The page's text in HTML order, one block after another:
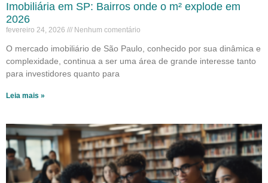
Imobiliária em SP: Bairros onde o m² explode em
2026
fevereiro 24, 2026 Nenhum comentário
O mercado imobiliário de São Paulo, conhecido por sua dinâmica e
complexidade, continua a ser uma área de grande interesse tanto
para investidores quanto para
Leia mais »